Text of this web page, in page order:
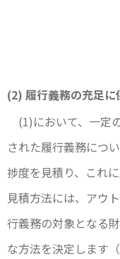
(2) 履行義務の充足に
(1)において、一定
された履行義務につ
捗度を見積り、これ
見積方法には、アウ
行義務の対象となる
な方法を決定します